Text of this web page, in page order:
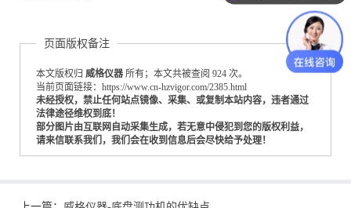
页面版权备注
本文版权归 威格仪器 所有；本文共被查阅 924 次。
当前页面链接：https://www.cn-hzvigor.com/2385.html
未经授权，禁止任何站点镜像、采集、或复制本站内容，违者通过
法律途径维权到底！
部分图片由互联网自动采集生成，若无意中侵犯到您的版权利益，
请来信联系我们，我们会在收到信息后会尽快给予处理！
测试设备怎么收费的？